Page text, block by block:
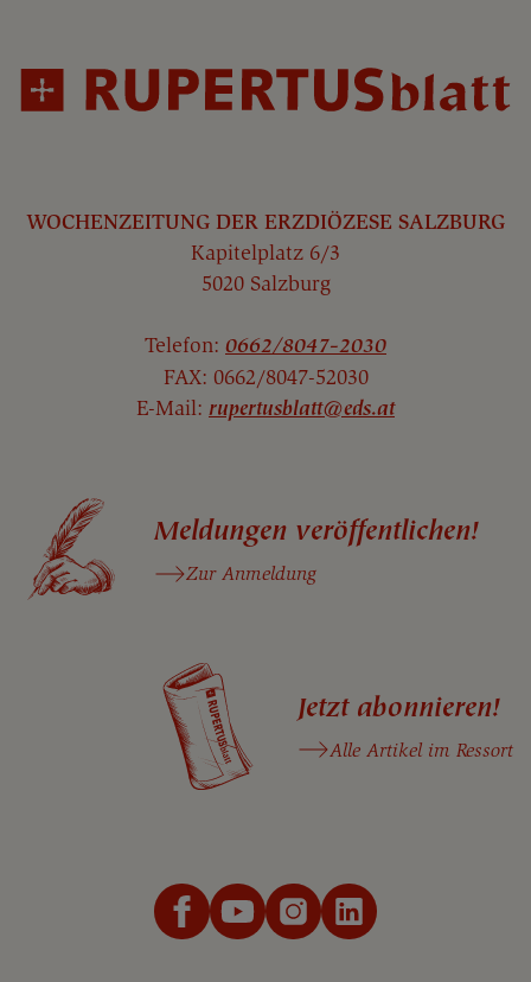
WOCHENZEITUNG DER ERZDIÖZESE SALZBURG
Kapitelplatz 6/3
5020 Salzburg
Telefon: 0662/8047-2030
FAX: 0662/8047-52030
E-Mail: rupertusblatt@eds.at
Meldungen veröffentlichen!
Zur Anmeldung
Jetzt abonnieren!
Alle Artikel im Ressort